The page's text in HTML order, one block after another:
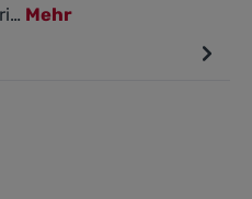
Mehr